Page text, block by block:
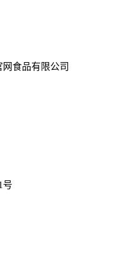
网食品有限公司
号